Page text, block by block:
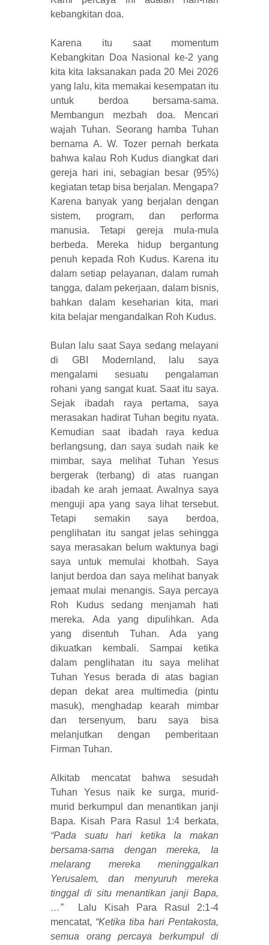
kebangkitan doa.
Karena itu saat momentum
Kebangkitan Doa Nasional ke-2 yang
kita kita laksanakan pada 20 Mei 2026
yang lalu, kita memakai kesempatan itu
untuk berdoa bersama-sama.
Membangun mezbah doa. Mencari
wajah Tuhan. Seorang hamba Tuhan
bernama A. W. Tozer pernah berkata
bahwa kalau Roh Kudus diangkat dari
gereja hari ini, sebagian besar (95%)
kegiatan tetap bisa berjalan. Mengapa?
Karena banyak yang berjalan dengan
sistem, program, dan performa
manusia. Tetapi gereja mula-mula
berbeda. Mereka hidup bergantung
penuh kepada Roh Kudus. Karena itu
dalam setiap pelayanan, dalam rumah
tangga, dalam pekerjaan, dalam bisnis,
bahkan dalam keseharian kita, mari
kita belajar mengandalkan Roh Kudus.
Bulan lalu saat Saya sedang melayani
di GBI Modernland, lalu saya
mengalami sesuatu pengalaman
rohani yang sangat kuat. Saat itu saya.
Sejak ibadah raya pertama, saya
merasakan hadirat Tuhan begitu nyata.
Kemudian saat ibadah raya kedua
berlangsung, dan saya sudah naik ke
mimbar, saya melihat Tuhan Yesus
bergerak (terbang) di atas ruangan
ibadah ke arah jemaat. Awalnya saya
menguji apa yang saya lihat tersebut.
Tetapi semakin saya berdoa,
penglihatan itu sangat jelas sehingga
saya merasakan belum waktunya bagi
saya untuk memulai khotbah. Saya
lanjut berdoa dan saya melihat banyak
jemaat mulai menangis. Saya percaya
Roh Kudus sedang menjamah hati
mereka. Ada yang dipulihkan. Ada
yang disentuh Tuhan. Ada yang
dikuatkan kembali. Sampai ketika
dalam penglihatan itu saya melihat
Tuhan Yesus berada di atas bagian
depan dekat area multimedia (pintu
masuk), menghadap kearah mimbar
dan tersenyum, baru saya bisa
melanjutkan dengan pemberitaan
Firman Tuhan.
Alkitab mencatat bahwa sesudah
Tuhan Yesus naik ke surga, murid-
murid berkumpul dan menantikan janji
Bapa. Kisah Para Rasul 1:4 berkata,
“Pada suatu hari ketika Ia makan
bersama-sama dengan mereka, Ia
melarang mereka meninggalkan
Yerusalem, dan menyuruh mereka
tinggal di situ menantikan janji Bapa,
…”
Lalu Kisah Para Rasul 2:1-4
mencatat, “Ketika tiba hari Pentakosta,
semua orang percaya berkumpul di